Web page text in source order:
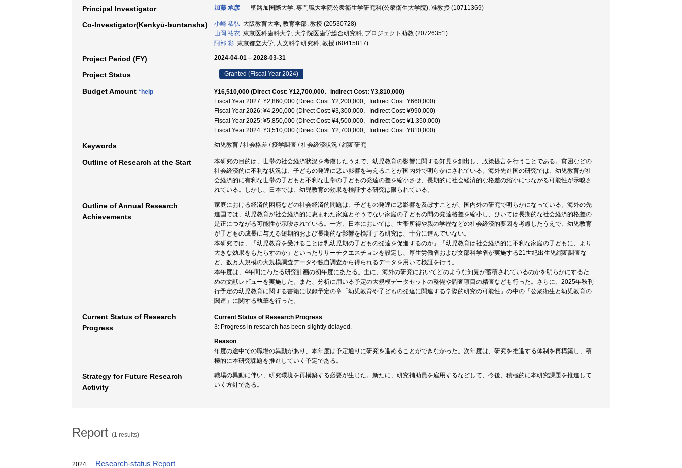
Principal Investigator 加藤 承彦 聖路加国際大学, 専門職大学院公衆衛生学研究科(公衆衛生大学院), 准教授 (10711369)
Co-Investigator(Kenkyū-buntansha) 小崎 恭弘 大阪教育大学, 教育学部, 教授 (20530728)
山岡 祐衣 東京医科歯科大学, 大学院医歯学総合研究科, プロジェクト助教 (20726351)
阿部 彩 東京都立大学, 人文科学研究科, 教授 (60415817)
Project Period (FY) 2024-04-01 – 2028-03-31
Project Status Granted (Fiscal Year 2024)
Budget Amount *help
¥16,510,000 (Direct Cost: ¥12,700,000、Indirect Cost: ¥3,810,000)
Fiscal Year 2027: ¥2,860,000 (Direct Cost: ¥2,200,000、Indirect Cost: ¥660,000)
Fiscal Year 2026: ¥4,290,000 (Direct Cost: ¥3,300,000、Indirect Cost: ¥990,000)
Fiscal Year 2025: ¥5,850,000 (Direct Cost: ¥4,500,000、Indirect Cost: ¥1,350,000)
Fiscal Year 2024: ¥3,510,000 (Direct Cost: ¥2,700,000、Indirect Cost: ¥810,000)
Keywords 幼児教育 / 社会格差 / 疫学調査 / 社会経済状況 / 縦断研究
Outline of Research at the Start
本研究の目的は、世帯の社会経済状況を考慮したうえで、幼児教育の影響に関する知見を創出し、政策提言を行うことである。貧困などの
社会経済的に不利な状況は、子どもの発達に悪い影響を与えることが国内外で明らかにされている。海外先進国の研究では、幼児教育が社
会経済的に有利な世帯の子どもと不利な世帯の子どもの発達の差を縮小させ、長期的に社会経済的な格差の縮小につながる可能性が示唆さ
れている。しかし、日本では、幼児教育の効果を検証する研究は限られている。
Outline of Annual Research
Achievements
家庭における経済的困窮などの社会経済的問題は、子どもの発達に悪影響を及ぼすことが、国内外の研究で明らかになっている。海外の先
進国では、幼児教育が社会経済的に恵まれた家庭とそうでない家庭の子どもの間の発達格差を縮小し、ひいては長期的な社会経済的格差の
是正につながる可能性が示唆されている。一方、日本においては、世帯所得や親の学歴などの社会経済的要因を考慮したうえで、幼児教育
が子どもの成長に与える短期的および長期的な影響を検証する研究は、十分に進んでいない。
本研究では、「幼児教育を受けることは乳幼児期の子どもの発達を促進するのか」「幼児教育は社会経済的に不利な家庭の子どもに、より
大きな効果をもたらすのか」といったリサーチクエスチョンを設定し、厚生労働省および文部科学省が実施する21世紀出生児縦断調査な
ど、数万人規模の大規模調査データや独自調査から得られるデータを用いて検証を行う。
本年度は、4年間にわたる研究計画の初年度にあたる。主に、海外の研究においてどのような知見が蓄積されているのかを明らかにするた
めの文献レビューを実施した。また、分析に用いる予定の大規模データセットの整備や調査項目の精査なども行った。さらに、2025年秋刊
行予定の幼児教育に関する書籍に収録予定の章「幼児教育や子どもの発達に関連する学際的研究の可能性」の中の「公衆衛生と幼児教育の
関連」に関する執筆を行った。
Current Status of Research
Progress
Current Status of Research Progress
3: Progress in research has been slightly delayed.
Reason
年度の途中での職場の異動があり、本年度は予定通りに研究を進めることができなかった。次年度は、研究を推進する体制を再構築し、積
極的に本研究課題を推進していく予定である。
Strategy for Future Research
Activity
職場の異動に伴い、研究環境を再構築する必要が生じた。新たに、研究補助員を雇用するなどして、今後、積極的に本研究課題を推進して
いく方針である。
Report (1 results)
2024 Research-status Report